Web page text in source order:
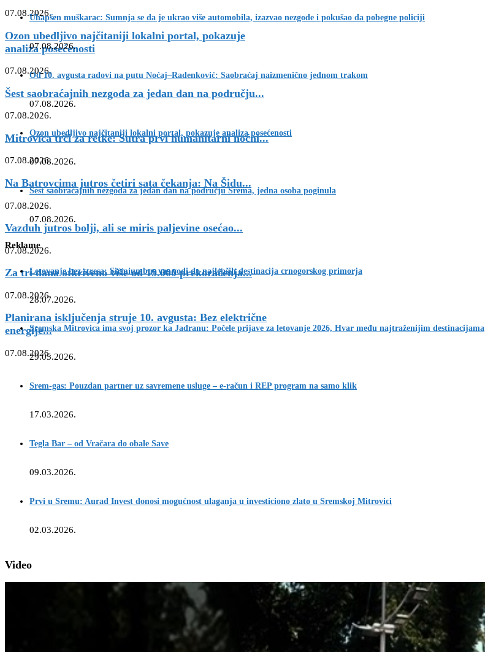
07.08.2026.
Ozon ubedljivo najčitaniji lokalni portal, pokazuje
analiza posećenosti
07.08.2026.
Šest saobraćajnih nezgoda za jedan dan na području...
07.08.2026.
Mitrovica trči za retke: Sutra prvi humanitarni noćni...
07.08.2026.
Na Batrovcima jutros četiri sata čekanja: Na Šidu...
07.08.2026.
Vazduh jutros bolji, ali se miris paljevine osećao...
07.08.2026.
Za tri dana otkriveno više od 19.000 prekoračenja...
07.08.2026.
Planirana isključenja struje 10. avgusta: Bez električne
energije...
07.08.2026.
Uhapšen muškarac: Sumnja se da je ukrao više automobila, izazvao nezgode i pokušao da pobegne policiji
07.08.2026.
Od 10. avgusta radovi na putu Noćaj–Radenković: Saobraćaj naizmenično jednom trakom
07.08.2026.
Ozon ubedljivo najčitaniji lokalni portal, pokazuje analiza posećenosti
07.08.2026.
Šest saobraćajnih nezgoda za jedan dan na području Srema, jedna osoba poginula
07.08.2026.
Reklame
Letovanje bez stresa: Sirmiumbus vas vodi do najlepših destinacija crnogorskog primorja
28.07.2026.
Sremska Mitrovica ima svoj prozor ka Jadranu: Počele prijave za letovanje 2026, Hvar među najtraženijim destinacijama
29.05.2026.
Srem-gas: Pouzdan partner uz savremene usluge – e-račun i REP program na samo klik
17.03.2026.
Tegla Bar – od Vračara do obale Save
09.03.2026.
Prvi u Sremu: Aurad Invest donosi mogućnost ulaganja u investiciono zlato u Sremskoj Mitrovici
02.03.2026.
Video